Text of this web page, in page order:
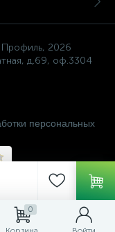
0
Профиль, 2026
д.69, оф.3304
персональных